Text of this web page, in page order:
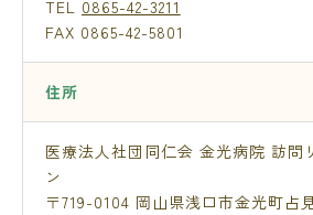
TEL 0865-42-3211
FAX 0865-42-5801
住所
医療法人社団同仁会 金光病院 訪問
ン
〒719-0104 岡山県浅口市金光町占